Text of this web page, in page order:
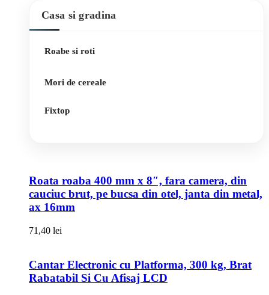
Casa si gradina
Roabe si roti
Mori de cereale
Fixtop
Roata roaba 400 mm x 8″, fara camera, din
cauciuc brut, pe bucsa din otel, janta din metal,
ax 16mm
71,40 lei
Cantar Electronic cu Platforma, 300 kg, Brat
Rabatabil Si Cu Afisaj LCD